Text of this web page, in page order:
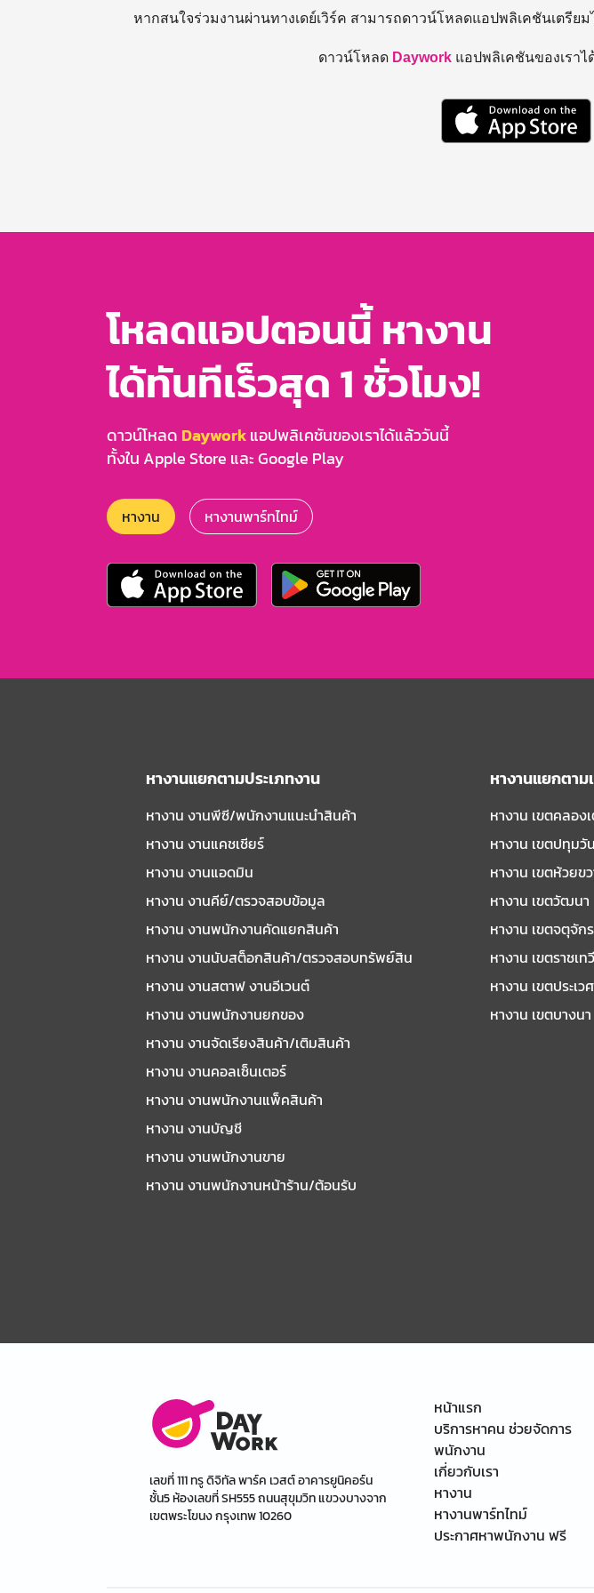
หากสนใจร่วมงานผ่านทางเดย์เวิร์ค สามารถดาวน์โหลดแอปพลิเคชันเตรียม
ดาวน์โหลด Daywork แอปพลิเคชันของเราไ
โหลดแอปตอนนี้ หางาน
ได้ทันทีเร็วสุด 1 ชั่วโมง!
ดาวน์โหลด Dayworkแอปพลิเคชันของเราได้แล้ววันนี้
ทั้งใน Apple Store และ Google Play
หางาน หางานพาร์ทไทม์
หางานแยกตามประเภทงาน
หางาน งานพีซี/พนักงานแนะนําสินค้า
หางาน งานแคชเชียร์
หางาน งานแอดมิน
หางาน งานคีย์/ตรวจสอบข้อมูล
หางาน งานพนักงานคัดแยกสินค้า
หางาน งานนับสต็อกสินค้า/ตรวจสอบทรัพย์สิน
หางาน งานสตาฟ งานอีเวนต์
หางาน งานพนักงานยกของ
หางาน งานจัดเรียงสินค้า/เติมสินค้า
หางาน งานคอลเซ็นเตอร์
หางาน งานพนักงานแพ็คสินค้า
หางาน งานบัญชี
หางาน งานพนักงานขาย
หางาน งานพนักงานหน้าร้าน/ต้อนรับ
หางานแยกตาม
หางาน เขตคลอง
หางาน เขตปทุมวัน
หางาน เขตห้วยข
หางาน เขตวัฒนา
หางาน เขตจตุจักร
หางาน เขตราชเทวี
หางาน เขตประเวศ
หางาน เขตบางนา
เลขที่ 111 ทรู ดิจิทัล พาร์ค เวสต์ อาคารยูนิคอร์น
ชั้น5 ห้องเลขที่ SH555 ถนนสุขุมวิท แขวงบางจาก
เขตพระโขนง กรุงเทพ 10260
หน้าแรก
บริการหาคน ช่วยจัดการ
พนักงาน
เกี่ยวกับเรา
หางาน
หางานพาร์ทไทม์
ประกาศหาพนักงาน ฟรี